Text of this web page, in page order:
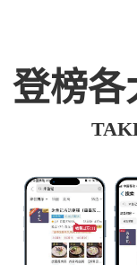
登榜各